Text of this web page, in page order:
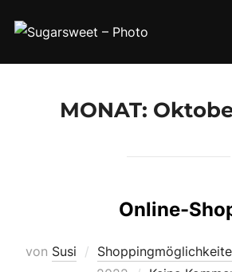
Inhalt
MONAT:
Online-
von Susi